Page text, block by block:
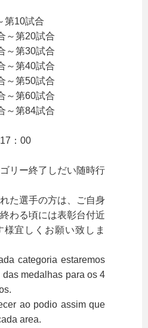
10試合
～第20試合
～第30試合
～第40試合
～第50試合
～第60試合
～第84試合
：00
リー終了しだい随時行
た選手の方は、ご自身
わる頃には表彰台付近
様宜しくお願い致しま
categoria estaremos
medalhas para os 4
ao podio assim que
area.